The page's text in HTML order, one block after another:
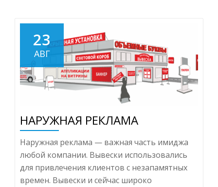
23
АВГ
НАРУЖНАЯ РЕКЛАМА
Наружная реклама — важная часть имиджа
любой компании. Вывески использовались
для привлечения клиентов с незапамятных
времен. Вывески и сейчас широко